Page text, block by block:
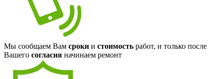
Мы сообщаем Вам сроки и стоимость работ, и только после
Вашего согласия начинаем ремонт